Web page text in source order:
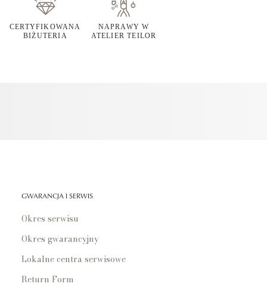
CERTYFIKOWANA
BIŻUTERIA
NAPRAWY W
ATELIER TEILOR
GWARANCJA I SERWIS
Okres serwisu
Okres gwarancyjny
Lokalne centra serwisowe
Return Form